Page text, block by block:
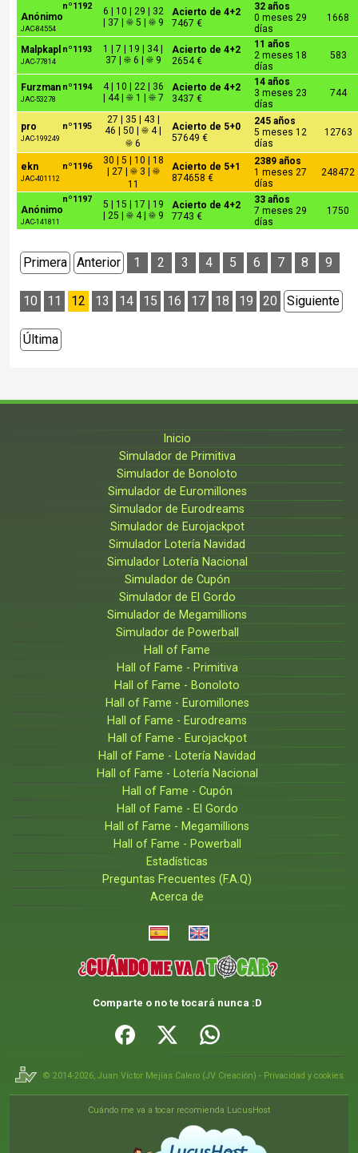
nº1192
Anónimo
JAC-84554
6 | 10 | 29 | 32
| 37 | ☀ 5 | ☀ 9
Acierto de 4+2
7467 €
32 años
0 meses 29
días
1668
nº1193
Malpkapl
JAC-77814
1 | 7 | 19 | 34 |
37 | ☀ 6 | ☀ 9
Acierto de 4+2
2654 €
11 años
2 meses 18
días
583
nº1194
Furzman
JAC-53278
4 | 10 | 22 | 36
| 44 | ☀ 1 | ☀ 7
Acierto de 4+2
3437 €
14 años
3 meses 23
días
744
nº1195
pro
JAC-199249
27 | 35 | 43 |
46 | 50 | ☀ 4 |
☀ 6
Acierto de 5+0
57649 €
245 años
5 meses 12
días
12763
nº1196
ekn
JAC-401112
30 | 5 | 10 | 18
| 27 | ☀ 3 | ☀
11
Acierto de 5+1
874658 €
2389 años
1 meses 27
días
248472
nº1197
Anónimo
JAC-141811
5 | 15 | 17 | 19
| 25 | ☀ 4 | ☀ 9
Acierto de 4+2
7743 €
33 años
7 meses 29
días
1750
Primera Anterior 1 2 3 4 5 6 7 8 9
10 11 12 13 14 15 16 17 18 19 20 Siguiente
Última
Inicio
Simulador de Primitiva
Simulador de Bonoloto
Simulador de Euromillones
Simulador de Eurodreams
Simulador de Eurojackpot
Simulador Lotería Navidad
Simulador Lotería Nacional
Simulador de Cupón
Simulador de El Gordo
Simulador de Megamillions
Simulador de Powerball
Hall of Fame
Hall of Fame - Primitiva
Hall of Fame - Bonoloto
Hall of Fame - Euromillones
Hall of Fame - Eurodreams
Hall of Fame - Eurojackpot
Hall of Fame - Lotería Navidad
Hall of Fame - Lotería Nacional
Hall of Fame - Cupón
Hall of Fame - El Gordo
Hall of Fame - Megamillions
Hall of Fame - Powerball
Estadísticas
Preguntas Frecuentes (F.A.Q)
Acerca de
Comparte o no te tocará nunca :D
© 2014-2026, Juan Víctor Mejías Calero(JV Creación) - Privacidad y cookies
Cuándo me va a tocar recomienda LucusHost